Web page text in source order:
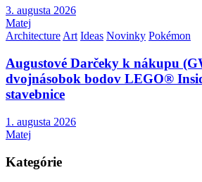
3. augusta 2026
Matej
ArchitectureArt Ideas Novinky Pokémon
Augustové Darčeky k nákupu
dvojnásobok bodov LEGO®
stavebnice
1. augusta 2026
Matej
Kategórie